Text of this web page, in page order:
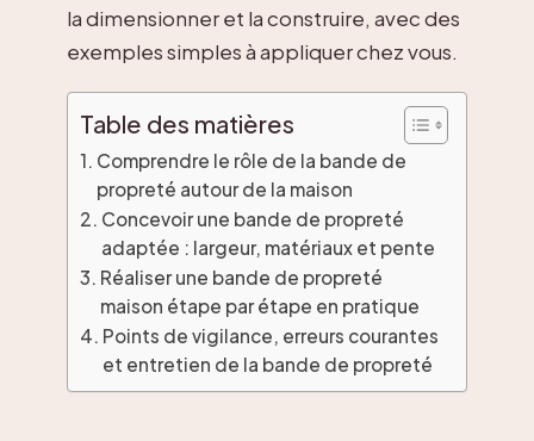
la dimensionner et la construire, avec des
exemples simples à appliquer chez vous.
Table des matières
Comprendre le rôle de la bande de
propreté autour de la maison
Concevoir une bande de propreté
adaptée : largeur, matériaux et pente
Réaliser une bande de propreté
maison étape par étape en pratique
Points de vigilance, erreurs courantes
et entretien de la bande de propreté